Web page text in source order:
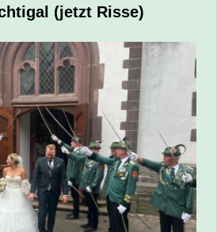
(jetzt Risse)